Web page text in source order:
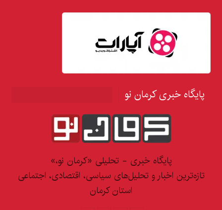
پایگاه خبری کرمان نو
پایگاه خبری - تحلیلی «کرمان نو،»
تازه‌ترین اخبار و تحلیل‌های سیاسی، اقتصادی، اجتماعی
استان کرمان